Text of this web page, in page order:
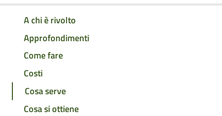
A chi è rivolto
Approfondimenti
Come fare
Costi
Cosa serve
Cosa si ottiene